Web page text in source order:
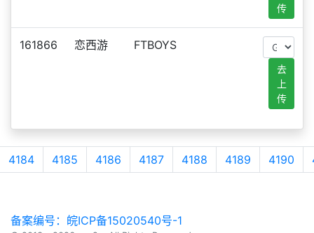
传
161866 恋西游 FTBOYS
去
上
传
4184 4185 4186 4187 4188 4189 4190
备案编号：皖ICP备15020540号-1